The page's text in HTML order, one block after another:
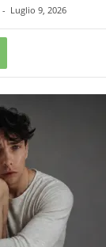
- Luglio 9, 2026